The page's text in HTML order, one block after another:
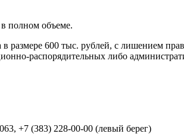
полном объеме.
размере 600 тыс. рублей, с лишением
распорядительных либо
063, +7 (383) 228-00-00 (левый берег)